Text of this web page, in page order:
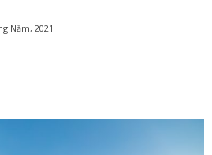
Năm, 2021